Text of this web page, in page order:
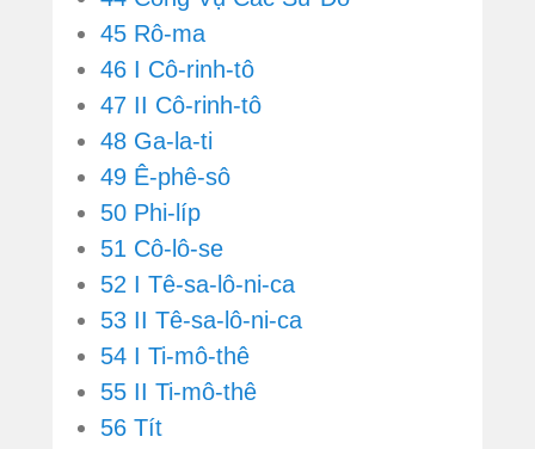
45 Rô-ma
46 I Cô-rinh-tô
47 II Cô-rinh-tô
48 Ga-la-ti
49 Ê-phê-sô
50 Phi-líp
51 Cô-lô-se
52 I Tê-sa-lô-ni-ca
53 II Tê-sa-lô-ni-ca
54 I Ti-mô-thê
55 II Ti-mô-thê
56 Tít